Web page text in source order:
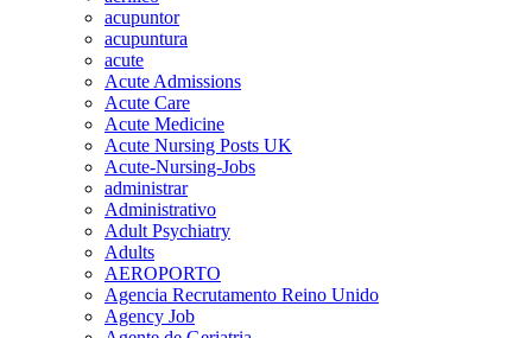
acupuntor
acupuntura
acute
Acute Admissions
Acute Care
Acute Medicine
Acute Nursing Posts UK
Acute-Nursing-Jobs
administrar
Administrativo
Adult Psychiatry
Adults
AEROPORTO
Agencia Recrutamento Reino Unido
Agency Job